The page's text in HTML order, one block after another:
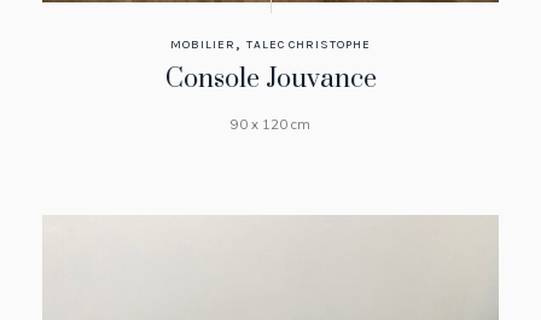
MOBILIER ,TALEC CHRISTOPHE
Console Jouvance
90 x 120 cm